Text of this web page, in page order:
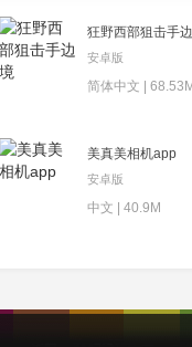
狂野西部狙击手
安卓版
简体中文 |
美真美相机app
安卓版
中文 | 40.9M